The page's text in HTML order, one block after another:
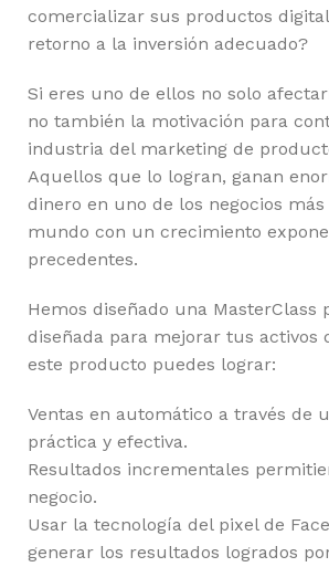
comercializar sus productos
retorno a la inversión adecuado?
Si eres uno de ellos no solo
no también la motivación para
industria del marketing de
Aquellos que lo logran, ganan
dinero en uno de los negocios
mundo con un crecimiento
precedentes.
Hemos diseñado una MasterClass
diseñada para mejorar tus activos
este producto puedes lograr:
Ventas en automático a través de
práctica y efectiva.
Resultados incrementales
negocio.
Usar la tecnología del pixel de
generar los resultados logrados